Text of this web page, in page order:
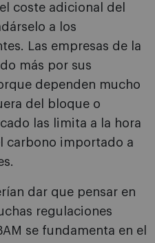
coste adicional del
a los
Las empresas de la
más por sus
dependen mucho
del bloque o
las limita a la hora
carbono importado a
dar que pensar en
regulaciones
se fundamenta en el